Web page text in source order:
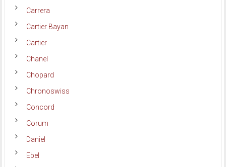
Carrera
Cartier Bayan
Cartier
Chanel
Chopard
Chronoswiss
Concord
Corum
Daniel
Ebel